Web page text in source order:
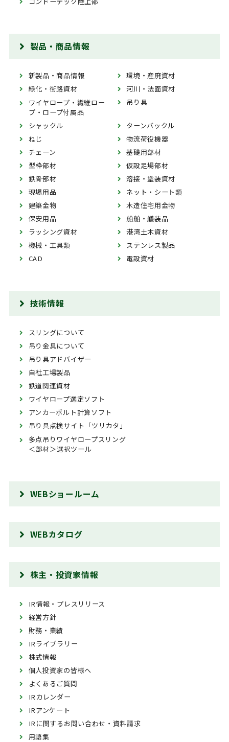
製品・商品情報
新製品・商品情報
環境・産廃資材
緑化・街路資材
河川・法面資材
ワイヤロープ・繊維ロー
プ・ロープ付属品
吊り具
シャックル
ターンバックル
ねじ
物流荷役機器
チェーン
基礎用部材
型枠部材
仮設足場部材
鉄骨部材
溶接・塗装資材
現場用品
ネット・シート類
建築金物
木造住宅用金物
保安用品
船舶・艤装品
ラッシング資材
港湾土木資材
機械・工具類
ステンレス製品
CAD
電設資材
技術情報
スリングについて
吊り金具について
吊り具アドバイザー
自社工場製品
鉄道関連資材
ワイヤロープ選定ソフト
アンカーボルト計算ソフト
吊り具点検サイト「ツリカタ」
多点吊りワイヤロープスリング
＜部材＞選択ツール
WEBショールーム
WEBカタログ
株主・投資家情報
IR情報・プレスリリース
経営方針
財務・業績
IRライブラリー
株式情報
個人投資家の皆様へ
よくあるご質問
IRカレンダー
IRアンケート
IRに関するお問い合わせ・資料請求
用語集